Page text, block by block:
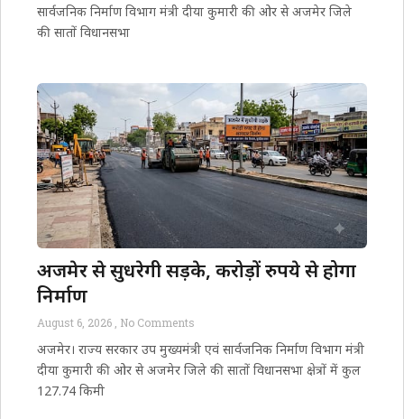
सार्वजनिक निर्माण विभाग मंत्री दीया कुमारी की ओर से अजमेर जिले
की सातों विधानसभा
अजमेर से सुधरेगी सड़के, करोड़ों रुपये से होगा
निर्माण
August 6, 2026 No Comments
अजमेर। राज्य सरकार उप मुख्यमंत्री एवं सार्वजनिक निर्माण विभाग मंत्री
दीया कुमारी की ओर से अजमेर जिले की सातों विधानसभा क्षेत्रों में कुल
127.74 किमी